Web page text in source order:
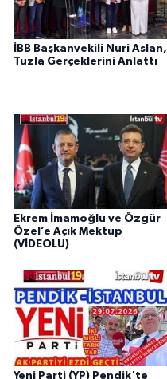
İBB Başkanvekili Nuri Aslan,
Tuzla Gerçeklerini Anlattı
Ekrem İmamoğlu ve Özgür
Özel’e Açık Mektup
(VİDEOLU)
Yeni Parti (YP) Pendik'te